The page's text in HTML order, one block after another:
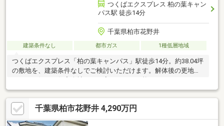
つくばエクスプレス 柏の葉キャン
パス駅 徒歩14分
千葉県柏市花野井
建築条件なし 都市ガス 1種低層地域
つくばエクスプレス「柏の葉キャンパス」駅徒歩14分。約38.04坪
の敷地を、建築条件なしでご検討いただけます。解体後の更地渡
クリニックは徒歩9分。駅へのアクセスと、第一種低層住居専用地
域の住環境を重視するご家族に適した土地です。
千葉県柏市花野井 4,290万円